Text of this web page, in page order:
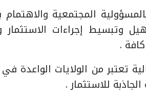
المجتمعية والاهتمام
وتبسيط إجراءات
.
تعتبر من الولايات الواعدة
للاستثمار .